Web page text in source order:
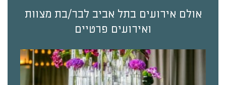
אולם אירועים בתל אביב לבר/בת מצוות
ואירועים פרטיים